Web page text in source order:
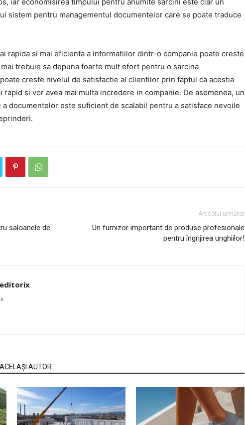
sistem pentru managementul documentelor care se poate traduce
rapida si mai eficienta a informatiilor dintr-o companie poate creste
trebuie sa depuna foarte mult efort pentru o sarcina
creste nivelul de satisfactie al clientilor prin faptul ca acestia
si vor avea mai multa incredere in companie. De asemenea, un
documentelor este suficient de scalabil pentru a satisface nevoile
saloanele de
Articolul următor
Un furnizor important de produse profesionale
pentru îngrijirea unghiilor!
AUTOR